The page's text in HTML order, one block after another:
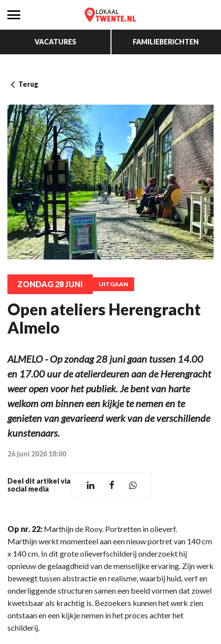
VACATURES FAMILIEBERICHTEN
Terug
ZONDAG 28 JUNI UITGAAN
Open ateliers Herengracht
Almelo
ALMELO - Op zondag 28 juni gaan tussen 14.00
en 17.00 uur de atelierdeuren aan de Herengracht
weer open voor het publiek. Je bent van harte
welkom om binnen een kijkje te nemen en te
genieten van gevarieerd werk van de verschillende
kunstenaars.
26 juni 2026 18:00
Deel dit artikel via
social media
Op nr. 22: Marthijn de Rooy. Portretten in olieverf.
Marthijn werkt momenteel aan een nieuw portret van 140 cm
x 140 cm. In dit grote olieverfschilderij onderzoekt hij
opnieuw de gelaagdheid van de menselijke ervaring. Zijn werk
beweegt tussen abstractie en realisme, waarbij huid, verf en
onderliggende structuren samen een beeld vormen dat zowel
kwetsbaar als krachtig is. Bezoekers kunnen het werk zien
ontstaan en een kijkje nemen in het proces achter het
schilderij.